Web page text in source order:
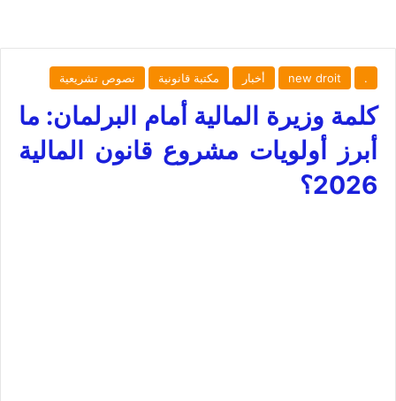
.
new droit أخبار مكتبة قانونية نصوص تشريعية
كلمة وزيرة المالية أمام البرلمان: ما
أبرز أولويات مشروع قانون المالية
2026؟